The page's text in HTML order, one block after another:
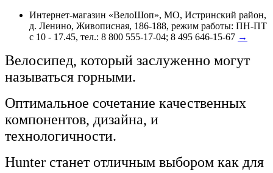
Интернет-магазин «ВелоШоп», МО, Истринский район,
д. Ленино, Живописная, 186-188, режим работы: ПН-ПТ
с 10 - 17.45, тел.: 8 800 555-17-04; 8 495 646-15-67 →
Велосипед, который заслуженно могут
называться горными.
Оптимальное сочетание качественных
компонентов, дизайна, и
технологичности.
Hunter станет отличным выбором как для